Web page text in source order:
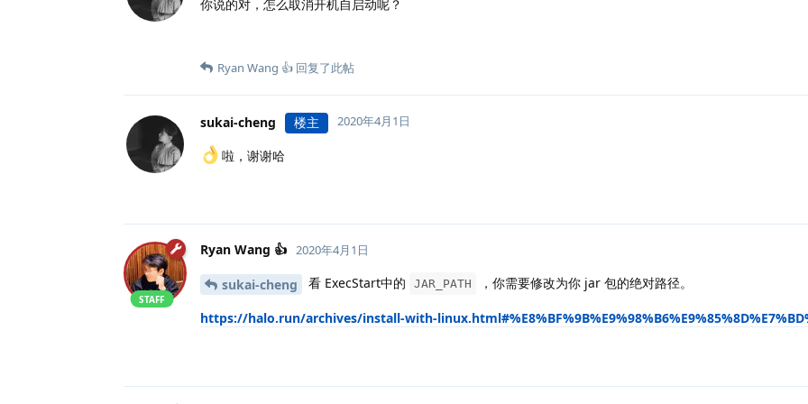
你说的对，怎么取消开机自启动呢？
Ryan Wang 👍 回复了此帖
sukai-cheng 楼主 2020年4月1日
啦，谢谢哈
Ryan Wang 👍
STAFF
2020年4月1日
sukai-cheng 看 ExecStart中的 JAR_PATH ，你需要修改为你 jar 包的绝对路径。
https://halo.run/archives/install-with-